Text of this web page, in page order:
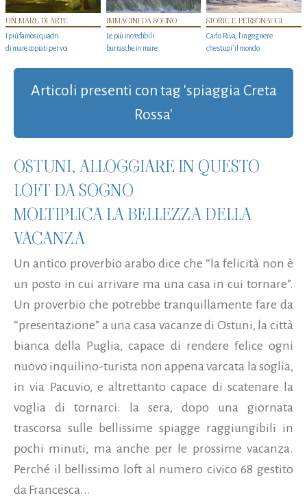
UN MARE DI ARTE
I più famosi quadri
di mare copiati per voi
IMMAGINI DA SOGNO
Le più incredibili
burrasche in mare
STORIE E PERSONAGGI
Carlo Riva, l’ingegnere
che stupi' il mondo
Articoli presenti con tag 'spiaggia Creta
Rossa'
OSTUNI, ALLOGGIARE IN QUESTO
LOFT DA SOGNO
MOLTIPLICA LA BELLEZZA DELLA
VACANZA
Un antico proverbio arabo dice che “la felicità non è
un posto in cui arrivare ma una casa in cui tornare”.
Un proverbio che potrebbe tranquillamente fare da
“presentazione” a una casa vacanze di Ostuni, la città
bianca della Puglia, capace di rendere felice ogni
nuovo inquilino-turista non appena varcata la soglia,
in via Pacuvio, e altrettanto capace di scatenare la
voglia di tornarci: la sera, dopo una giornata
trascorsa sulle bellissime spiagge raggiungibili in
pochi minuti, ma anche per le prossime vacanza.
Perché il bellissimo loft al numero civico 68 gestito
da Francesca...